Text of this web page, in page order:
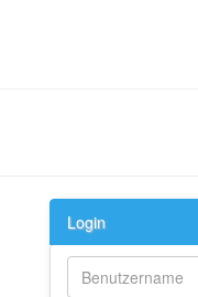
Login